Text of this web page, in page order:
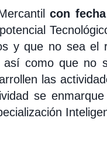
con
y que no sea el
como que no
las
se